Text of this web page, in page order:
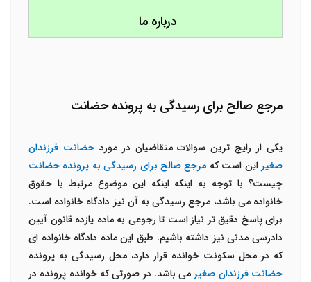
درباره ما
مرجع صالح برای رسیدگی به پرونده حضانت
یکی از رایج ترین سوالات متقاضیان در موردحضانت فرزندان
صغیر این است که مرجع صالح برای رسیدگی به پرونده حضانت
چیست؟ با توجه به اینکه اینکه این موضوع مرتبط با حقوق
خانواده می باشد، مرجع رسیدگی به آن نیز دادگاه خانواده است.
برای پاسخ دقیق تر نیاز است تا رجوعی به ماده یازده قانون آیین
دادرسی مدنی نیز داشته باشیم. طبق این ماده دادگاه خانواده ای
که در محل سکونت خوانده قرار دارد، محل رسیدگی به پرونده
حضانت فرزندان صغیر می باشد. در صورتی که خوانده پرونده در